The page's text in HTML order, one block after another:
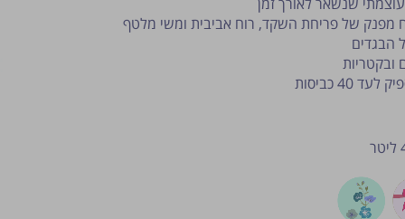
מפנק של פריחת השקד, רוח אביבית ומשי מלטף
הבגדים
ובקטריות
בלו
בלוסם